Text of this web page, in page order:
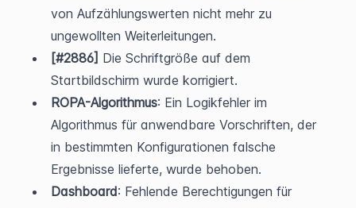
von Aufzählungswerten nicht mehr zu
ungewollten Weiterleitungen.
[#2886] Die Schriftgröße auf dem
Startbildschirm wurde korrigiert.
ROPA-Algorithmus: Ein Logikfehler im
Algorithmus für anwendbare Vorschriften, der
in bestimmten Konfigurationen falsche
Ergebnisse lieferte, wurde behoben.
Dashboard: Fehlende Berechtigungen für